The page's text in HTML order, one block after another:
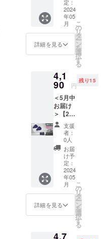
2,540円
(税込・
送料込)
※生産状
況によ
り商品
能性が
ござい
ます。
※仕様・
デザイ
ンに若
干の修
正が入
る場合
がござ
いま
す。
PACK
サドル
カバー
▼お届
け内容
XPAND
PACK 1
ドルカ
バー＋
収納
ケー
ス）
【限定
90個】
一般販
売予定
価格
2,990円
(税込)
2,690円
(税込・
送料込)
※生産状
けが遅
定：
2024
年05
月
詳細を見る
こ
の
リ
タ
ー
ン
を
選
択
す
る
4,1
90 円
残り15
＜5月中
お届け
＞【2個
セット
割】
30％OF
F
XPAND
PACK
サド
ルカ
バー ▼
お届け
内容
XPAND
PACK 2
ドルカ
支援
者：
0人
お届
け予
定：
2024
年05
月
詳細を見る
こ
の
リ
タ
ー
ン
を
選
択
す
る